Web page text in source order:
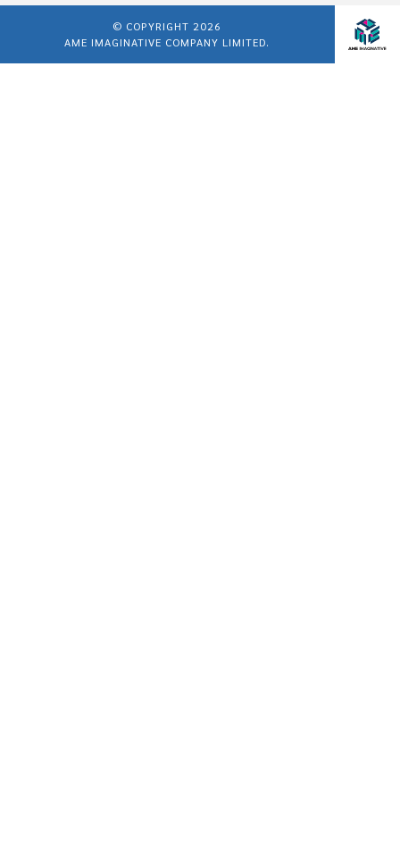
© COPYRIGHT 2026
AME IMAGINATIVE COMPANY LIMITED.